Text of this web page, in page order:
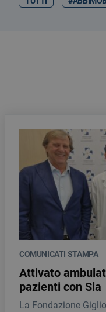
COMUNICATI STAMPA
Attivato
pazienti con Sla
La Fondazione